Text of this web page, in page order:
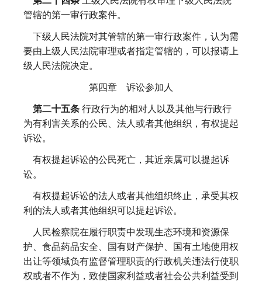
管辖的第一审行政案件。
下级人民法院对其管辖的第一审行政案件，认为需
要由上级人民法院审理或者指定管辖的，可以报请上
级人民法院决定。
第四章 诉讼参加人
第二十五条 行政行为的相对人以及其他与行政行
为有利害关系的公民、法人或者其他组织，有权提起
诉讼。
有权提起诉讼的公民死亡，其近亲属可以提起诉
讼。
有权提起诉讼的法人或者其他组织终止，承受其权
利的法人或者其他组织可以提起诉讼。
人民检察院在履行职责中发现生态环境和资源保
护、食品药品安全、国有财产保护、国有土地使用权
出让等领域负有监督管理职责的行政机关违法行使职
权或者不作为，致使国家利益或者社会公共利益受到